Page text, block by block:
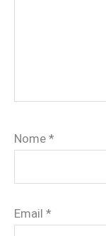
Nome *
Email *